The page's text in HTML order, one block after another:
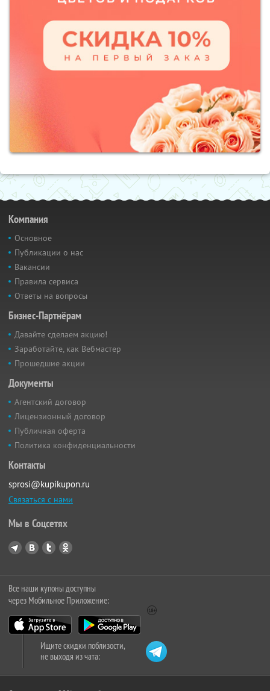
Компания
Основное
Публикации о нас
Вакансии
Правила сервиса
Ответы на вопросы
Бизнес-Партнёрам
Давайте сделаем акцию!
Заработайте, как Вебмастер
Прошедшие акции
Документы
Агентский договор
Лицензионный договор
Публичная оферта
Политика конфиденциальности
Контакты
sprosi@kupikupon.ru
Связаться с нами
Мы в Соцсетях
Все наши купоны доступны
через Мобильное Приложение:
Ищите скидки поблизости,
не выходя из чата: